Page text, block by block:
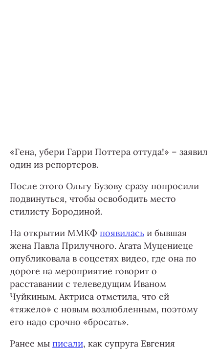
«Гена, убери Гарри Поттера оттуда!» – заявил
один из репортеров.
После этого Ольгу Бузову сразу попросили
подвинуться, чтобы освободить место
стилисту Бородиной.
На открытии ММКФ появилась и бывшая
жена Павла Прилучного. Агата Муцениеце
опубликовала в соцсетях видео, где она по
дороге на мероприятие говорит о
расставании с телеведущим Иваном
Чуйкиным. Актриса отметила, что ей
«тяжело» с новым возлюбленным, поэтому
его надо срочно «бросать».
Ранее мы писали, как супруга Евгения